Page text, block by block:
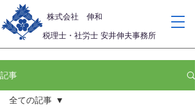
​株式会社 伸和
税理士・社労士 安井伸夫事務所
記事
全ての記事